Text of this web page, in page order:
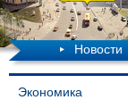
Новости
Экономика